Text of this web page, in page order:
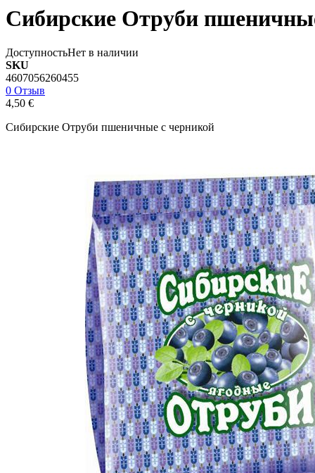
Сибирские Отруби
ДоступностьНет в наличии
SKU
4607056260455
0 Отзыв
4,50 €
Сибирские Отруби пшеничные с черникой